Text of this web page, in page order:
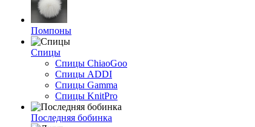
Помпоны
Спицы
Спицы ChiaoGoo
Спицы ADDI
Спицы Gamma
Спицы KnitPro
Последняя бобинка